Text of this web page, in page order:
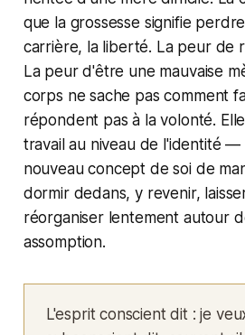
que la grossesse signifie
carrière, la liberté. La peur de
La peur d'être une mauvaise
corps ne sache pas comment
répondent pas à la volonté.
travail au niveau de l'identité —
nouveau concept de soi de
dormir dedans, y revenir,
réorganiser lentement autour
assomption.
L'esprit conscient dit : je